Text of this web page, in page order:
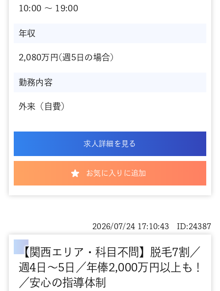
10:00 〜 19:00
年収
2,080万円(週5日の場合)
勤務内容
外来（自費）
求人詳細を見る
お気に入りに追加
【関西エリア・科目不問】脱毛7割／
週4日～5日／年俸2,000万円以上も！
／安心の指導体制
2026/07/24 17:10:43 ID:24387